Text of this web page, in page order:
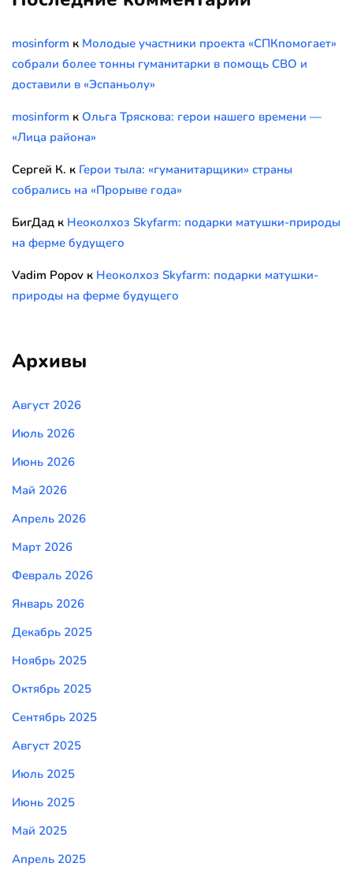
mosinform к Молодые участники проекта «СПКпомогает»
собрали более тонны гуманитарки в помощь СВО и
доставили в «Эспаньолу»
mosinform к Ольга Тряскова: герои нашего времени —
«Лица района»
Сергей К. к Герои тыла: «гуманитарщики» страны
собрались на «Прорыве года»
БигДад к Неоколхоз Skyfarm: подарки матушки-природы
на ферме будущего
Vadim Popov к Неоколхоз Skyfarm: подарки матушки-
природы на ферме будущего
Архивы
Август 2026
Июль 2026
Июнь 2026
Май 2026
Апрель 2026
Март 2026
Февраль 2026
Январь 2026
Декабрь 2025
Ноябрь 2025
Октябрь 2025
Сентябрь 2025
Август 2025
Июль 2025
Июнь 2025
Май 2025
Апрель 2025